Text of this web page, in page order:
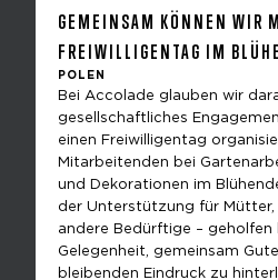
GEMEINSAM KÖNNEN WIR
FREIWILLIGENTAG IM
POLEN
Bei Accolade glauben wir
gesellschaftliches
einen Freiwilligentag
Mitarbeitenden bei
und Dekorationen im
der Unterstützung für Mütter,
andere Bedürftige – geholfen
Gelegenheit, gemeinsam
bleibenden Eindruck zu